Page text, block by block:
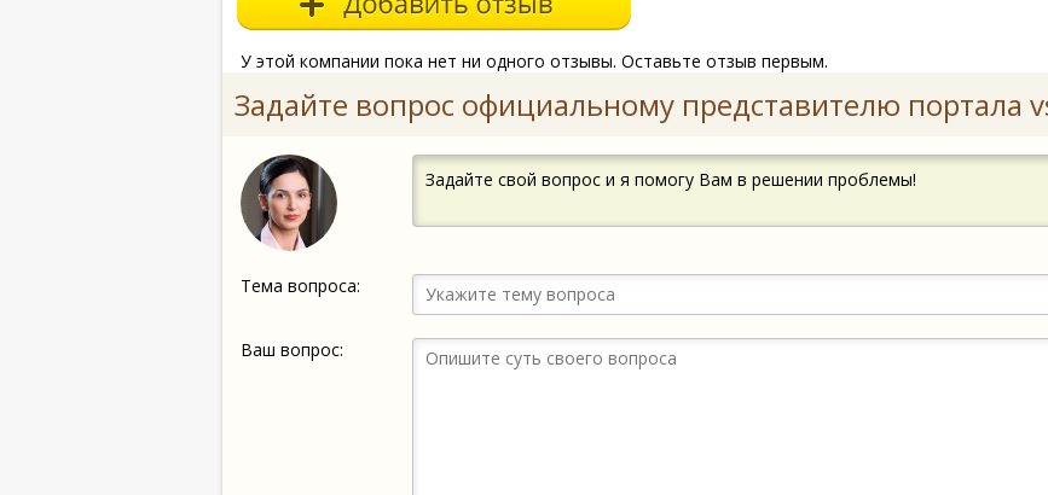
У этой компании пока нет ни одного отзывы. Оставьте отзыв первым.
Задайте вопрос официальному представителю портала
Задайте свой вопрос и я помогу Вам в решении проблемы!
Тема вопроса:
Ваш вопрос: